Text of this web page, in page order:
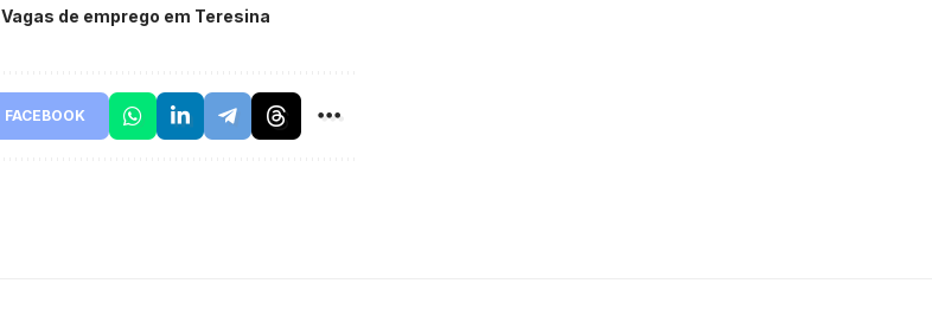
Vagas de emprego em Teresina
FACEBOOK